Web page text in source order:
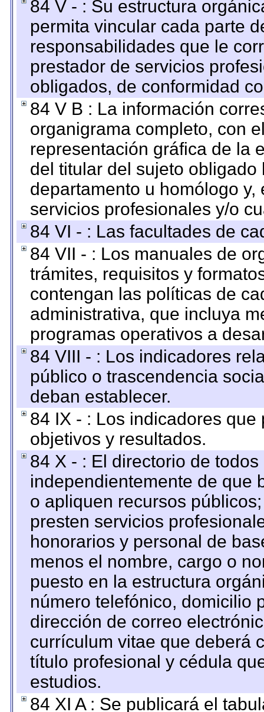
84 V - : Su estructura
permita vincular cada parte
responsabilidades que le
prestador de servicios
obligados, de conformidad
84 V B : La información
organigrama completo, con
representación gráfica de la
del titular del sujeto
departamento u homólogo
servicios profesionales y/o
84 VI - : Las facultades de
84 VII - : Los manuales de
trámites, requisitos y
contengan las políticas de
administrativa, que incluya
programas operativos a
84 VIII - : Los indicadores
público o trascendencia
deban establecer.
84 IX - : Los indicadores
objetivos y resultados.
84 X - : El directorio de
independientemente de que
o apliquen recursos
presten servicios
honorarios y personal de
menos el nombre, cargo o
puesto en la estructura
número telefónico, domicilio
dirección de correo
currículum vitae que deberá
título profesional y cédula
estudios.
84 XI A : Se publicará el